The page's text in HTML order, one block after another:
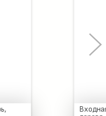
порошок и массив